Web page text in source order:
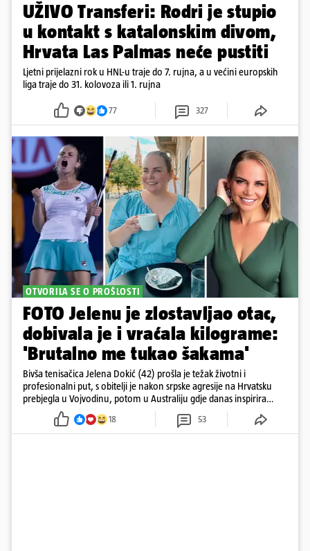
UŽIVO Transferi: Rodri je stupio
u kontakt s katalonskim divom,
Hrvata Las Palmas neće pustiti
Ljetni prijelazni rok u HNL-u traje do 7. rujna, a u većini europskih
liga traje do 31. kolovoza ili 1. rujna
77 327
OTVORILA SE O PROŠLOSTI
FOTO Jelenu je zlostavljao otac,
dobivala je i vraćala kilograme:
'Brutalno me tukao šakama'
Bivša tenisačica Jelena Dokić (42) prošla je težak životni i
profesionalni put, s obitelji je nakon srpske agresije na Hrvatsku
prebjegla u Vojvodinu, potom u Australiju gdje danas inspirira
18 53